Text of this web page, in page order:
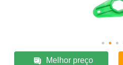
Melhor preço